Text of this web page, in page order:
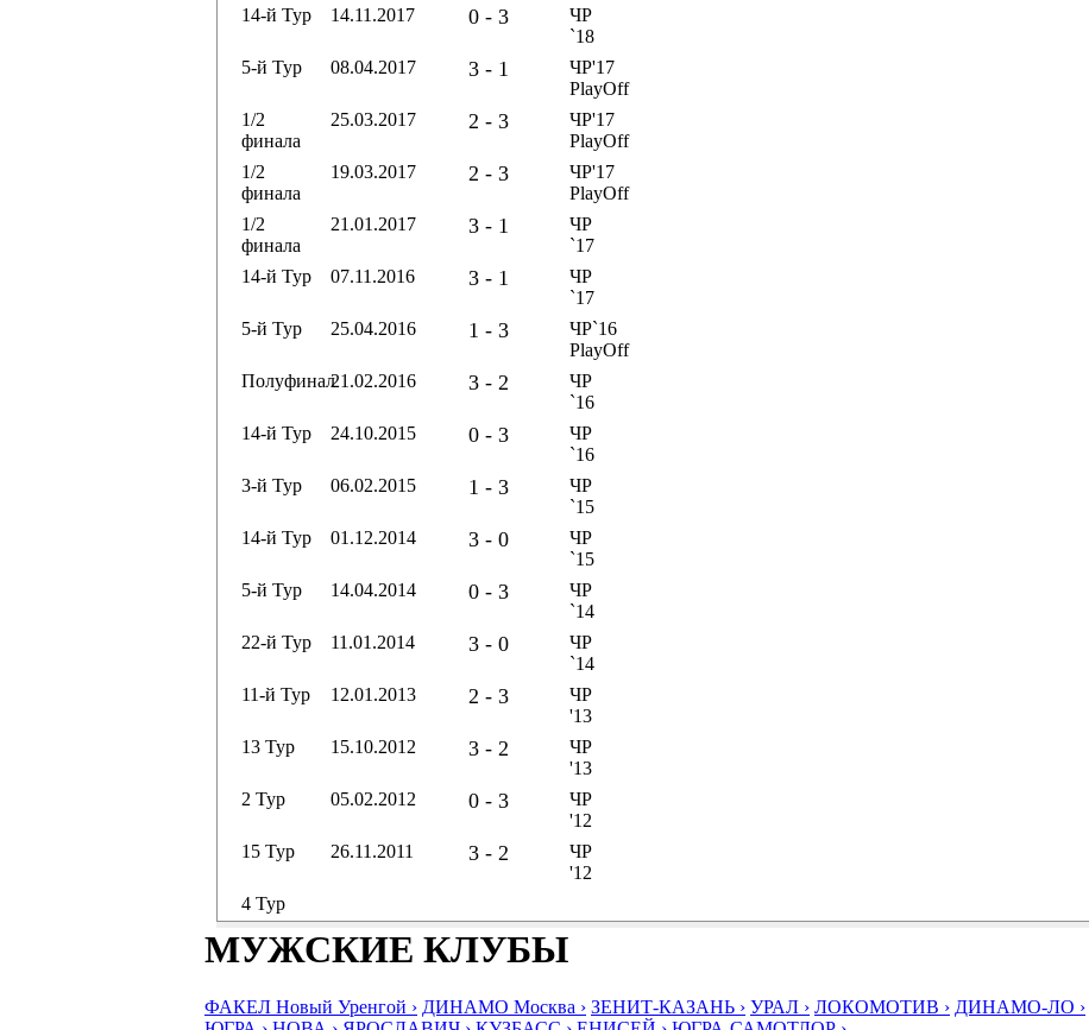
14-й Тур
14.11.2017 0 - 3
ЧР
`18
5-й Тур
08.04.2017 3 - 1
ЧР'17
PlayOff
1/2
финала
25.03.2017 2 - 3
ЧР'17
PlayOff
1/2
финала
19.03.2017 2 - 3
ЧР'17
PlayOff
1/2
финала
21.01.2017 3 - 1
ЧР
`17
14-й Тур
07.11.2016 3 - 1
ЧР
`17
5-й Тур
25.04.2016 1 - 3
ЧР`16
PlayOff
Полуфинал21.02.2016 3 - 2
ЧР
`16
14-й Тур
24.10.2015 0 - 3
ЧР
`16
3-й Тур
06.02.2015 1 - 3
ЧР
`15
14-й Тур
01.12.2014 3 - 0
ЧР
`15
5-й Тур
14.04.2014 0 - 3
ЧР
`14
22-й Тур
11.01.2014 3 - 0
ЧР
`14
11-й Тур
12.01.2013 2 - 3
ЧР
'13
13 Тур
15.10.2012 3 - 2
ЧР
'13
2 Тур
05.02.2012 0 - 3
ЧР
'12
15 Тур
26.11.2011 3 - 2
ЧР
'12
4 Тур
МУЖСКИЕ КЛУБЫ
ФАКЕЛ Новый Уренгой › ДИНАМО Москва › ЗЕНИТ-КАЗАНЬ › УРАЛ › ЛОКОМОТИВ › ДИНАМО-ЛО ›